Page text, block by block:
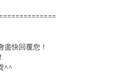
快回覆您！
^^